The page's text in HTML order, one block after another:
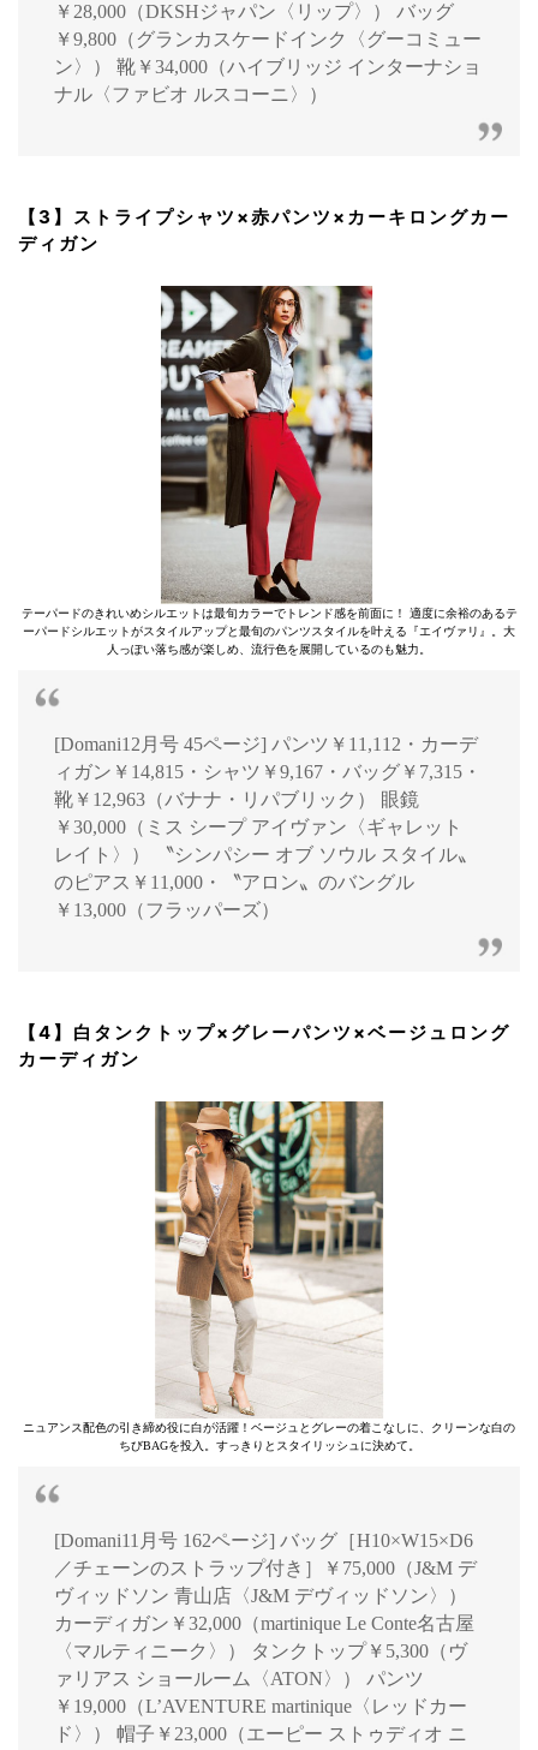
￥28,000（DKSHジャパン〈リップ〉） バッグ
￥9,800（グランカスケードインク〈グーコミュー
ン〉） 靴￥34,000（ハイブリッジ インターナショ
ナル〈ファビオ ルスコーニ〉）
【3】ストライプシャツ×赤パンツ×カーキロングカー
ディガン
テーパードのきれいめシルエットは最旬カラーでトレンド感を前面に！ 適度に余裕のあるテ
ーパードシルエットがスタイルアップと最旬のパンツスタイルを叶える『エイヴァリ』。大
人っぽい落ち感が楽しめ、流行色を展開しているのも魅力。
[Domani12月号 45ページ] パンツ￥11,112・カーデ
ィガン￥14,815・シャツ￥9,167・バッグ￥7,315・
靴￥12,963（バナナ・リパブリック） 眼鏡
￥30,000（ミス シープ アイヴァン〈ギャレット
レイト〉） 〝シンパシー オブ ソウル スタイル〟
のピアス￥11,000・〝アロン〟のバングル
￥13,000（フラッパーズ）
【4】白タンクトップ×グレーパンツ×ベージュロング
カーディガン
ニュアンス配色の引き締め役に白が活躍！ベージュとグレーの着こなしに、クリーンな白の
ちびBAGを投入。すっきりとスタイリッシュに決めて。
[Domani11月号 162ページ] バッグ［H10×W15×D6
／チェーンのストラップ付き］￥75,000（J&M デ
ヴィッドソン 青山店〈J&M デヴィッドソン〉）
カーディガン￥32,000（martinique Le Conte名古屋
〈マルティニーク〉） タンクトップ￥5,300（ヴ
ァリアス ショールーム〈ATON〉） パンツ
￥19,000（L’AVENTURE martinique〈レッドカー
ド〉） 帽子￥23,000（エーピー ストゥディオ ニ